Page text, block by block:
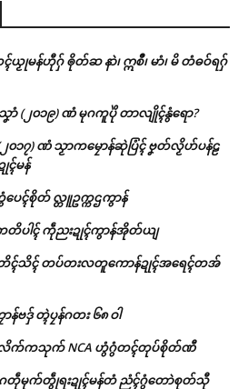
ရိုၚ်ဗၠးၜးမန်
ပရိုၚ်လက္ကရဴအိုတ်
ညးဒါန်လိက်
ဗွဳဒဳယဵု
ဟ်
ပ္ဍဲကအ်ကြိက်သၠုၚ်ကျာ ဟိုတ်နူဒး
အာယုက်ဇၞော်မွဲတၠကဵု ကောန်ၚာ်မွဲ
တၠ ဒးချိုတ်အာ
May 2, 2026
ယၟုမန်ဟီုဂှ် ၜိုတ်ဆ နာဲ၊ ဣစဳ၊ မာံ၊ မိ တံဓဝ်ရဂှ်
သၞာံ (၂၀၁၉) ဏံ မုဂကူပိုဲ တာလျိုၚ်နွံရော?
၂၀၁၇) ဏံ သၟာကမၠောန်ဆုဲပြံၚ် ဗၞတ်လၟိဟ်ပန်ဠ
ၚ်မန်
ေၚ်စိုတ် လ္တူဥက္ကဌကွာန်
တိပါၚ် ကဵုညးဍုၚ်ကွာန်အိုတ်ယျ
ၚ်သိၚ် တပ်တးလတူကောန်ဍုၚ်အရေၚ်တအ်
ဗဒှ် တ္ၚဲပၠန်ဂတး ၆၈ ဝါ
လိက်ကသုက် NCA ဟွံဂွံတၚ်တုပ်စိုတ်ဏီ
ဂတဵုမုက်တွဵုရးဍုၚ်မန်တံ ညံၚ်ဂွံတောဲစုတ်သီု